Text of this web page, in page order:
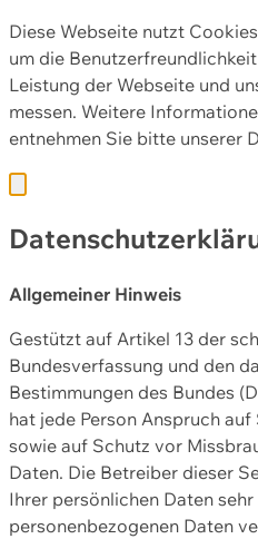
Diese Webseite nutzt
um die
Leistung der Webseite und
messen. Weitere
entnehmen Sie bitte unserer
Allgemeiner Hinweis
Gestützt auf Artikel 13 der
Bundesverfassung und den
Bestimmungen des Bundes
hat jede Person Anspruch
sowie auf Schutz vor
Daten. Die Betreiber dieser
Ihrer persönlichen Daten
personenbezogenen Daten